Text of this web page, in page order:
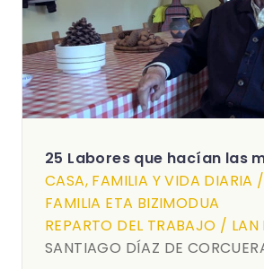
25 Labores que hacían las
CASA, FAMILIA Y VIDA DIARIA
FAMILIA ETA BIZIMODUA
REPARTO DEL TRABAJO / LAN
SANTIAGO DÍAZ DE